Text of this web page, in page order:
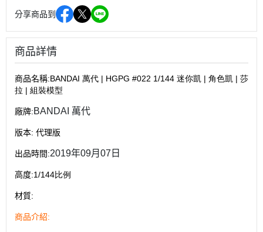
分享商品到
商品詳情
商品名稱:BANDAI 萬代 | HGPG #022 1/144 迷你凱 | 角色凱 | 莎
拉 | 組裝模型
廠牌:BANDAI 萬代
版本: 代理版
出品時間:2019年09月07日
高度:1/144比例
材質:
商品介紹: